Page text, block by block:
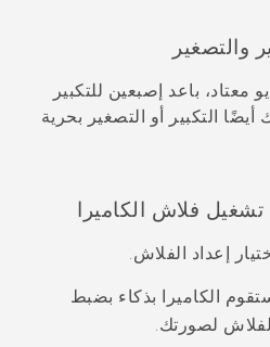
والتصغير
معتاد، باعد إصبعين للتكبير
التكبير أو التصغير بحرية
فلاش الكاميرا
إعداد الفلاش.
الكاميرا بذكاء بضبط
لصورتك.